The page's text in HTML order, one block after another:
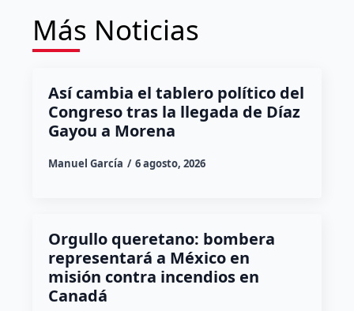
Más Noticias
Así cambia el tablero político del
Congreso tras la llegada de Díaz
Gayou a Morena
Manuel García 6 agosto, 2026
Orgullo queretano: bombera
representará a México en
misión contra incendios en
Canadá